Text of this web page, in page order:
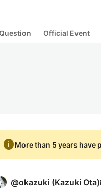
Official Event
infoMore than 5 years have
@okazuki (Kazuki Ota)